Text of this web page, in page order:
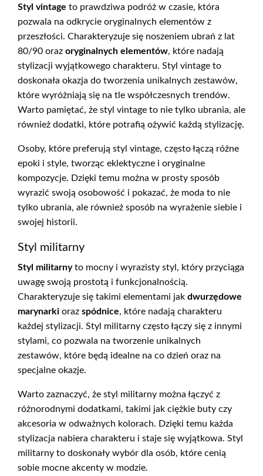
Styl vintage to prawdziwa podróż w czasie, która
pozwala na odkrycie oryginalnych elementów z
przeszłości. Charakteryzuje się noszeniem ubrań z lat
80/90 oraz oryginalnych elementów, które nadają
stylizacji wyjątkowego charakteru. Styl vintage to
doskonała okazja do tworzenia unikalnych zestawów,
które wyróżniają się na tle współczesnych trendów.
Warto pamiętać, że styl vintage to nie tylko ubrania, ale
również dodatki, które potrafią ożywić każdą stylizację.
Osoby, które preferują styl vintage, często łączą różne
epoki i style, tworząc eklektyczne i oryginalne
kompozycje. Dzięki temu można w prosty sposób
wyrazić swoją osobowość i pokazać, że moda to nie
tylko ubrania, ale również sposób na wyrażenie siebie i
swojej historii.
Styl militarny
Styl militarnyto mocny i wyrazisty styl, który przyciąga
uwagę swoją prostotą i funkcjonalnością.
Charakteryzuje się takimi elementami jak dwurzędowe
marynarki oraz spódnice, które nadają charakteru
każdej stylizacji. Styl militarny często łączy się z innymi
stylami, co pozwala na tworzenie unikalnych
zestawów, które będą idealne na co dzień oraz na
specjalne okazje.
Warto zaznaczyć, że styl militarny można łączyć z
różnorodnymi dodatkami, takimi jak ciężkie buty czy
akcesoria w odważnych kolorach. Dzięki temu każda
stylizacja nabiera charakteru i staje się wyjątkowa. Styl
militarny to doskonały wybór dla osób, które cenią
sobie mocne akcenty w modzie.